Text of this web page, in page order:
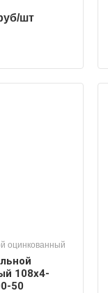
шт
оцинкованный
108х4-
50